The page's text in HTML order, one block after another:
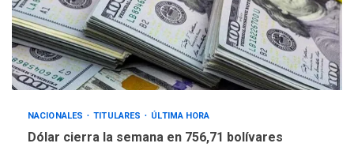
NACIONALES TITULARES ÚLTIMA HORA
Dólar cierra la semana en 756,71 bolívares